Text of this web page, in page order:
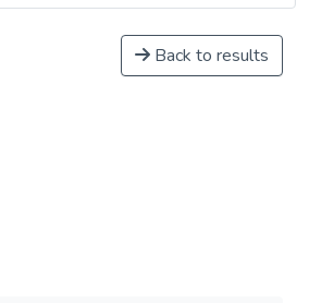
Back to results